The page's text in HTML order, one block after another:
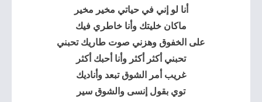
أنا لو إني في حياتي مخير مخير
ماكان خليتك وأنا خاطري فيك
على الخفوق وهزني صوت طاريك تحبني
تحبني أكثر أكثر وأنا أحبك أكثر
غريب أمر الشوق تبعد وأناديك
توي بقول إنسى والشوق سير